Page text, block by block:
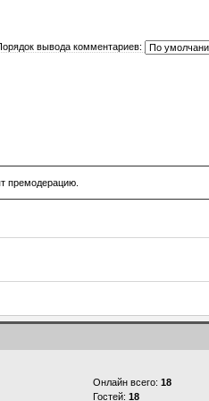
вывода комментариев:
премодерацию.
Онлайн всего: 18
Гостей: 18